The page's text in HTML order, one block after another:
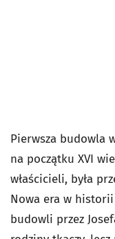
Pierwsza budowla
na początku XVI
właścicieli, była
Nowa era w historii
budowli przez